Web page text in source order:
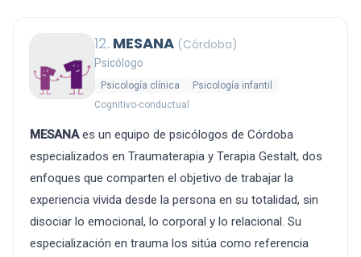
12. MESANA (Córdoba)
Psicólogo
Psicología clínica
Psicología infantil
Cognitivo-conductual
MESANAes un equipo de psicólogos de Córdoba
especializados en Traumaterapia y Terapia Gestalt, dos
enfoques que comparten el objetivo de trabajar la
experiencia vivida desde la persona en su totalidad, sin
disociar lo emocional, lo corporal y lo relacional. Su
especialización en trauma los sitúa como referencia